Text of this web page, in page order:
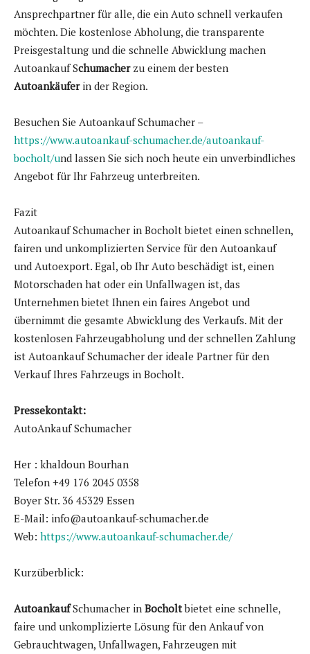
Ansprechpartner für alle, die ein Auto schnell verkaufen
möchten. Die kostenlose Abholung, die transparente
Preisgestaltung und die schnelle Abwicklung machen
Autoankauf Schumacherzu einem der besten
Autoankäuferin der Region.
Besuchen Sie Autoankauf Schumacher –
https://www.autoankauf-schumacher.de/autoankauf-
bocholt/und lassen Sie sich noch heute ein unverbindliches
Angebot für Ihr Fahrzeug unterbreiten.
Fazit
Autoankauf Schumacher in Bocholt bietet einen schnellen,
fairen und unkomplizierten Service für den Autoankauf
und Autoexport. Egal, ob Ihr Auto beschädigt ist, einen
Motorschaden hat oder ein Unfallwagen ist, das
Unternehmen bietet Ihnen ein faires Angebot und
übernimmt die gesamte Abwicklung des Verkaufs. Mit der
kostenlosen Fahrzeugabholung und der schnellen Zahlung
ist Autoankauf Schumacher der ideale Partner für den
Verkauf Ihres Fahrzeugs in Bocholt.
Pressekontakt:
AutoAnkauf Schumacher
Her : khaldoun Bourhan
Telefon +49 176 2045 0358
Boyer Str. 36 45329 Essen
E-Mail: info@autoankauf-schumacher.de
Web: https://www.autoankauf-schumacher.de/
Kurzüberblick:
AutoankaufSchumacher in Bocholtbietet eine schnelle,
faire und unkomplizierte Lösung für den Ankauf von
Gebrauchtwagen, Unfallwagen, Fahrzeugen mit